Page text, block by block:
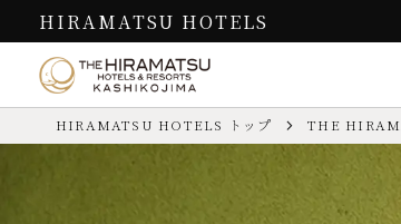
HIRAMATSU HOTELS
お食事
過ごし方
THE HIRAMATSU
HOTELS & RESORTS
HIRAMATSU HOTELS トップ THE